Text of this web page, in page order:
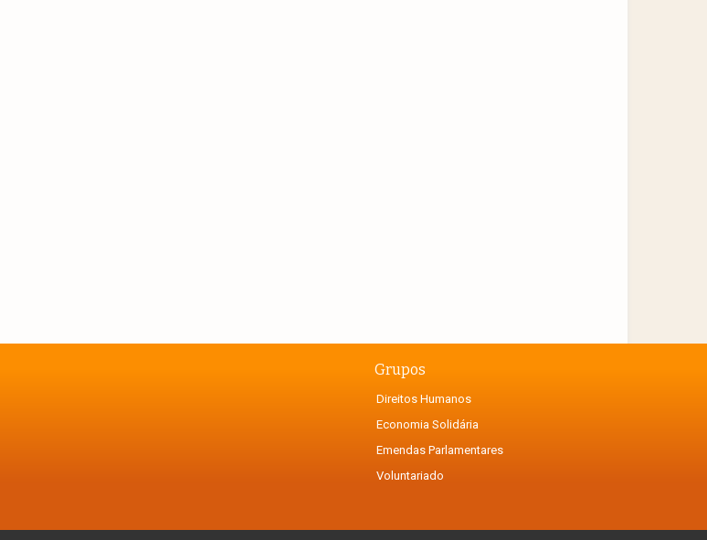
Grupos
Direitos Humanos
Economia Solidária
Emendas Parlamentares
Voluntariado